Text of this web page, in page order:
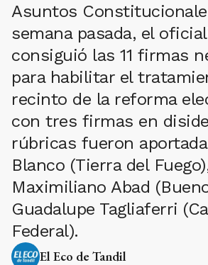
Asuntos
semana pasada, el
consiguió las 11 firmas
para habilitar el
recinto de la reforma
con tres firmas en
rúbricas fueron
Blanco (Tierra del
Maximiliano Abad
Guadalupe Tagliaferri
Federal).
El Eco de Tandil